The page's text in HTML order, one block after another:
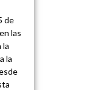
de
las
la
la